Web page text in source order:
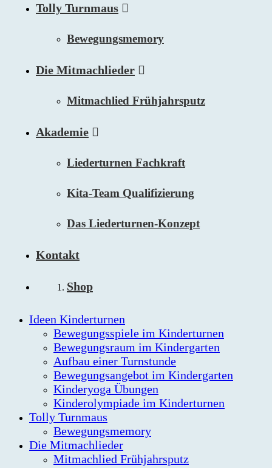
Tolly Turnmaus
Bewegungsmemory
Die Mitmachlieder
Mitmachlied Frühjahrsputz
Akademie
Liederturnen Fachkraft
Kita-Team Qualifizierung
Das Liederturnen-Konzept
Kontakt
Shop
Ideen Kinderturnen
Bewegungsspiele im Kinderturnen
Bewegungsraum im Kindergarten
Aufbau einer Turnstunde
Bewegungsangebot im Kindergarten
Kinderyoga Übungen
Kinderolympiade im Kinderturnen
Tolly Turnmaus
Bewegungsmemory
Die Mitmachlieder
Mitmachlied Frühjahrsputz